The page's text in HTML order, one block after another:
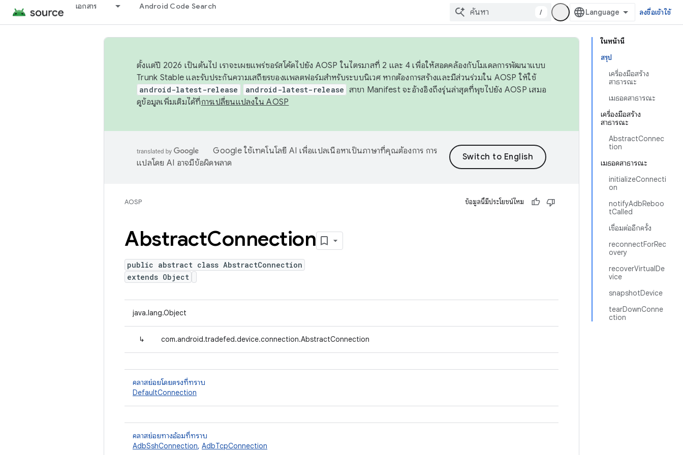
เอกสาร Android Code Search
/ ลงชื่อเข้าใช้
ในหน้านี้
สรุป
เครื่องมือสร้าง
สาธารณะ
เมธอดสาธารณะ
เครื่องมือสร้าง
สาธารณะ
AbstractConnec
tion
เมธอดสาธารณะ
initializeConnecti
on
notifyAdbReboo
tCalled
เชื่อมต่ออีกครั้ง
reconnectForRec
overy
recoverVirtualDe
vice
snapshotDevice
tearDownConne
ction
ตั้งแต่ปี 2026 เป็นต้นไป เราจะเผยแพร่ซอร์สโค้ดไปยัง AOSP ในไตรมาสที่ 2 และ 4 เพื่อให้สอดคล้องกับโมเดลการพัฒนาแบบ
Trunk Stable และรับประกันความเสถียรของแพลตฟอร์มสำหรับระบบนิเวศ หากต้องการสร้างและมีส่วนร่วมใน AOSP ให้ใช้
android-latest-release android-latest-release สาขา Manifest จะอ้างอิงถึงรุ่นล่าสุดที่พุชไปยัง AOSP เสมอ
ดูข้อมูลเพิ่มเติมได้ที่การเปลี่ยนแปลงใน AOSP
Google ใช้เทคโนโลยี AI เพื่อแปลเนื้อหาเป็นภาษาที่คุณต้องการ การ
แปลโดย AI อาจมีข้อผิดพลาด
AOSP ข้อมูลนี้มีประโยชน์ไหม
AbstractConnection
public abstract class AbstractConnection
extends Object
java.lang.Object
↳ com.android.tradefed.device.connection.AbstractConnection
คลาสย่อยโดยตรงที่ทราบ
DefaultConnection
คลาสย่อยทางอ้อมที่ทราบ
AdbSshConnection, AdbTcpConnection